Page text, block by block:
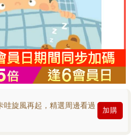
旋風再起，精選周邊看過
加購